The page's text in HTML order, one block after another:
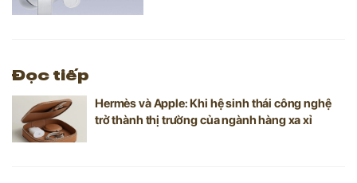
Đọc tiếp
Hermès và Apple: Khi hệ sinh thái công nghệ
trở thành thị trường của ngành hàng xa xỉ